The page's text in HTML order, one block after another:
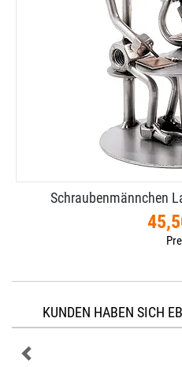
Schraubenmännchen
KUNDEN HABEN SICH